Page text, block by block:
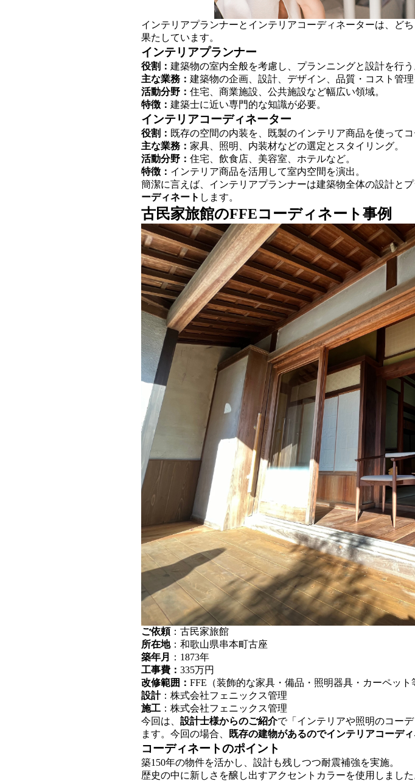
インテリアプランナーとインテリアコーディネーターは、ど
果たしています。
インテリアプランナー
役割： 建築物の室内全般を考慮し、プランニングと設計を行う
主な業務： 建築物の企画、設計、デザイン、品質・コスト管理
活動分野： 住宅、商業施設、公共施設など幅広い領域。
特徴： 建築士に近い専門的な知識が必要。
インテリアコーディネーター
役割： 既存の空間の内装を、既製のインテリア商品を使ってコ
主な業務： 家具、照明、内装材などの選定とスタイリング。
活動分野： 住宅、飲食店、美容室、ホテルなど。
特徴： インテリア商品を活用して室内空間を演出。
簡潔に言えば、インテリアプランナーは建築物全体の設計とプ
ーディネート します。
古民家旅館のFFEコーディネート事例
ご依頼：古民家旅館
所在地：和歌山県串本町古座
築年月
：1873年
工事費： 335万円
改修範囲： FFE（装飾的な家具・備品・照明器具・カーペット
設計：株式会社フェニックス管理
施工 ：株式会社フェニックス管理
今回は、 設計士様からのご紹介で「インテリアや照明のコー
ます。今回の場合、
既存の建物があるのでインテリアコーデ
コーディネートのポイント
築150年の物件を活かし、設計も残しつつ耐震補強を実施。
歴史の中に新しさを醸し出すアクセントカラーを使用しました